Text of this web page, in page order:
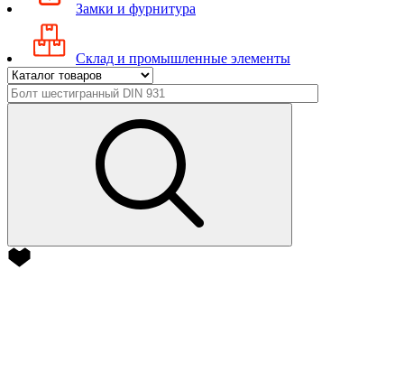
Замки и фурнитура
Склад и промышленные элементы